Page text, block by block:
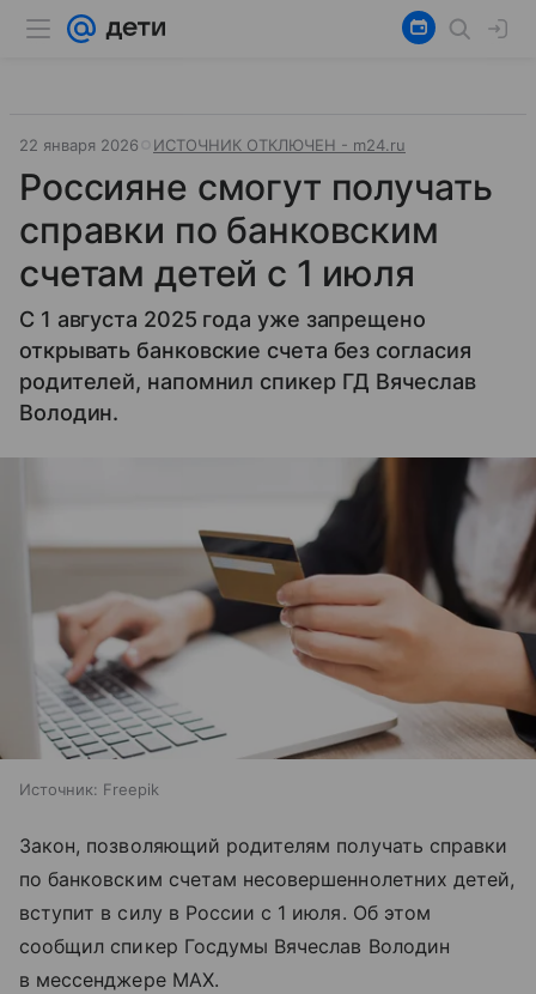
22 января 2026 ИСТОЧНИК ОТКЛЮЧЕН - m24.ru
Россияне смогут получать
справки по банковским
счетам детей с 1 июля
С 1 августа 2025 года уже запрещено
открывать банковские счета без согласия
родителей, напомнил спикер ГД Вячеслав
Володин.
Источник: Freepik
Закон, позволяющий родителям получать справки
по банковским счетам несовершеннолетних детей,
вступит в силу в России с 1 июля. Об этом
сообщил спикер Госдумы Вячеслав Володин
в мессенджере MAX.